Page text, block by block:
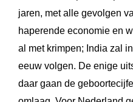
jaren, met alle gevolgen
haperende economie en
al met krimpen; India zal
eeuw volgen. De enige
daar gaan de